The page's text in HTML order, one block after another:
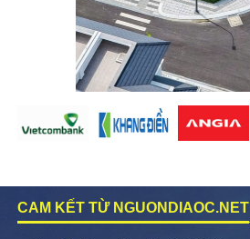
CAM KẾT TỪ NGUONDIAOC.NET